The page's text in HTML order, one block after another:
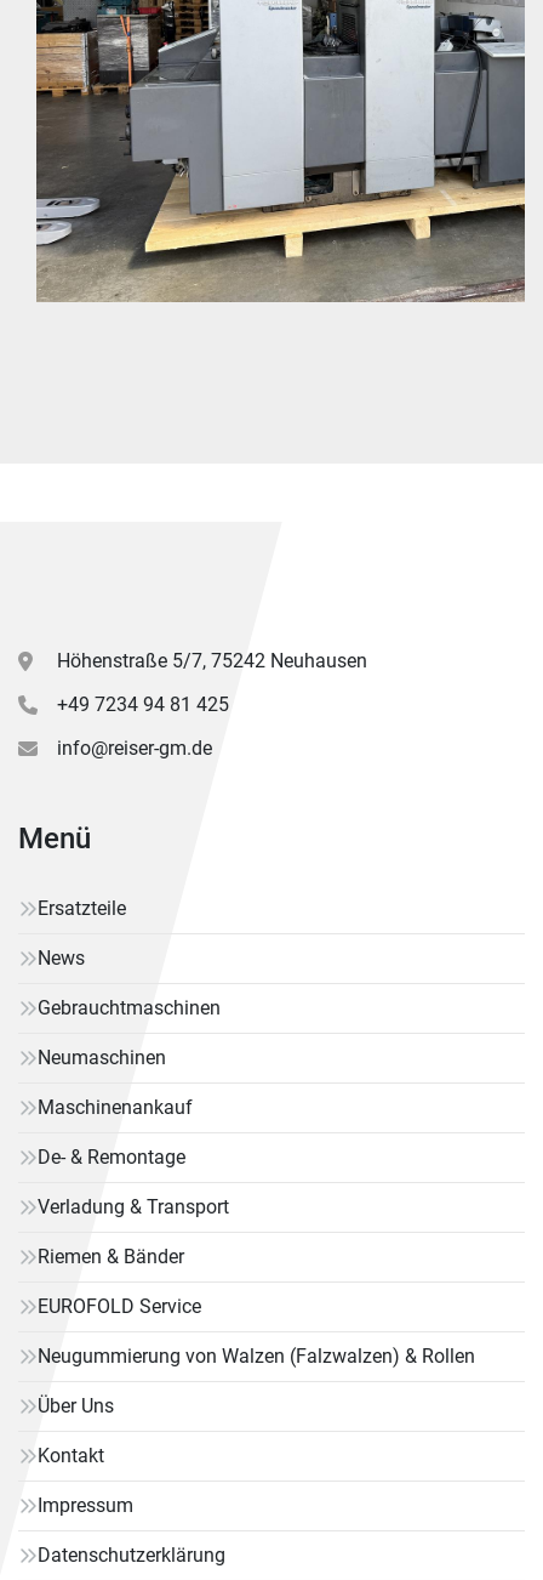
Höhenstraße 5/7, 75242 Neuhausen
+49 7234 94 81 425
info@reiser-gm.de
Menü
Ersatzteile
News
Gebrauchtmaschinen
Neumaschinen
Maschinenankauf
De- & Remontage
Verladung & Transport
Riemen & Bänder
EUROFOLD Service
Neugummierung von Walzen (Falzwalzen) & Rollen
Über Uns
Kontakt
Impressum
Datenschutzerklärung